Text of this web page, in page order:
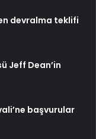
devralma teklifi
Jeff Dean’in
başvurular